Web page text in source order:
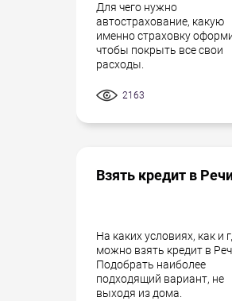
Для чего нужно
автострахование, какую
именно страховку
чтобы покрыть все свои
расходы.
2163
Взять кредит в
На каких условиях, как и
можно взять кредит в
Подобрать наиболее
подходящий вариант, не
выходя из дома.